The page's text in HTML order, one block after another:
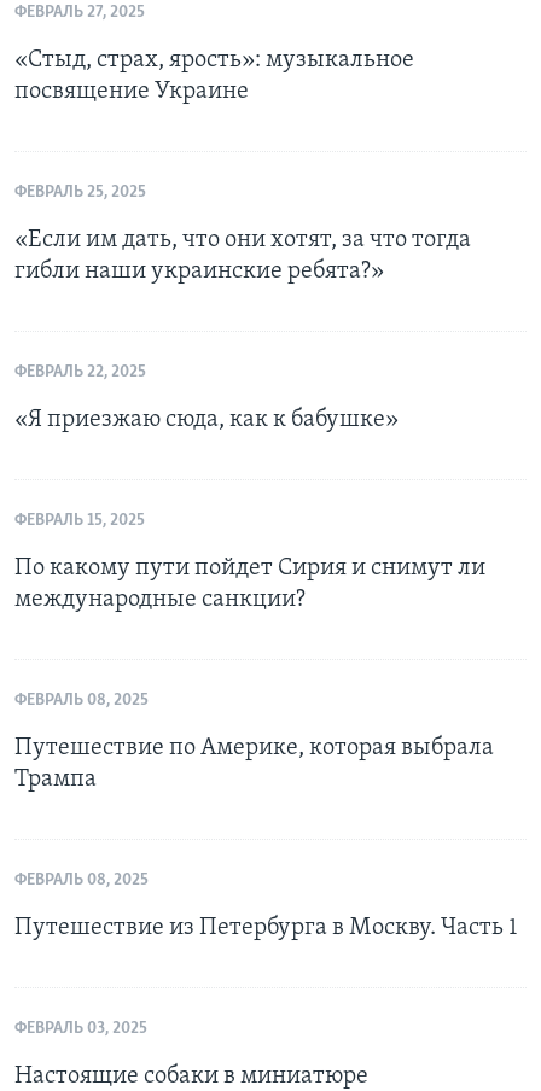
ФЕВРАЛЬ 27, 2025
«Стыд, страх, ярость»: музыкальное
посвящение Украине
ФЕВРАЛЬ 25, 2025
«Если им дать, что они хотят, за что тогда
гибли наши украинские ребята?»
ФЕВРАЛЬ 22, 2025
«Я приезжаю сюда, как к бабушке»
ФЕВРАЛЬ 15, 2025
По какому пути пойдет Сирия и снимут ли
международные санкции?
ФЕВРАЛЬ 08, 2025
Путешествие по Америке, которая выбрала
Трампа
ФЕВРАЛЬ 08, 2025
Путешествие из Петербурга в Москву. Часть 1
ФЕВРАЛЬ 03, 2025
Настоящие собаки в миниатюре